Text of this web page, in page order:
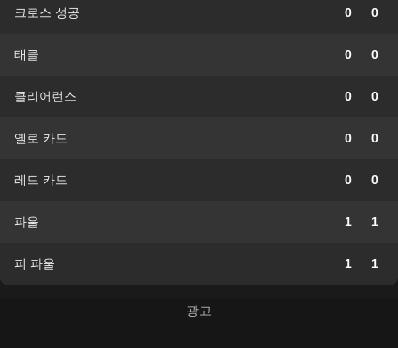
크로스 성공 0 0
태클 0 0
클리어런스 0 0
옐로 카드 0 0
레드 카드 0 0
파울 1 1
피 파울 1 1